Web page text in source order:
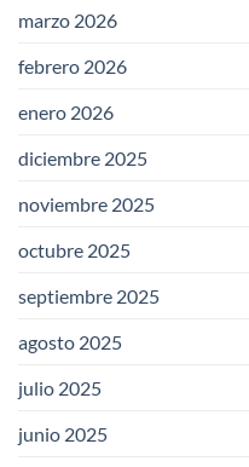
marzo 2026
febrero 2026
enero 2026
diciembre 2025
noviembre 2025
octubre 2025
septiembre 2025
agosto 2025
julio 2025
junio 2025